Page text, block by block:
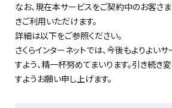
なお、現在本サービスをご契約中のお客さ
きご利用いただけます。
詳細は以下をご参照ください。
さくらインターネットでは、今後もよりよい
すよう、精一杯努めてまいります。引き続き
すようお願い申し上げます。